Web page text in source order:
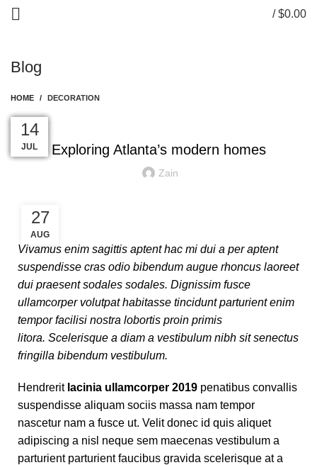
/ $0.00
Blog
HOME DECORATION
Exploring Atlanta’s modern homes
Zain
27
AUG
Vivamus enim sagittis aptent hac mi dui a per aptent
suspendisse cras odio bibendum augue rhoncus laoreet
dui praesent sodales sodales. Dignissim fusce
ullamcorper volutpat habitasse tincidunt parturient enim
tempor facilisi nostra lobortis proin primis
litora. Scelerisque a diam a vestibulum nibh sit senectus
fringilla bibendum vestibulum.
Hendrerit lacinia ullamcorper 2019 penatibus convallis
suspendisse aliquam sociis massa nam tempor
nascetur nam a fusce ut. Velit donec id quis aliquet
adipiscing a nisl neque sem maecenas vestibulum a
parturient parturient faucibus gravida scelerisque at a
27
AUG
27
AUG
27
AUG
27
AUG
26
AUG
26
AUG
14
JUL